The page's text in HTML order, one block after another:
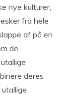
nye kulturer,
fra hele
af på en
de
deres